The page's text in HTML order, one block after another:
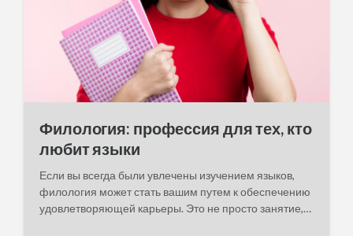
Филология: профессия для тех, кто
любит языки
Если вы всегда были увлечены изучением языков,
филология может стать вашим путем к обеспечению
удовлетворяющей карьеры. Это не просто занятие,…